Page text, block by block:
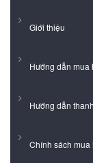
Giới thiệu
Hướng dẫn mua
Hướng dẫn
Chính sách mua